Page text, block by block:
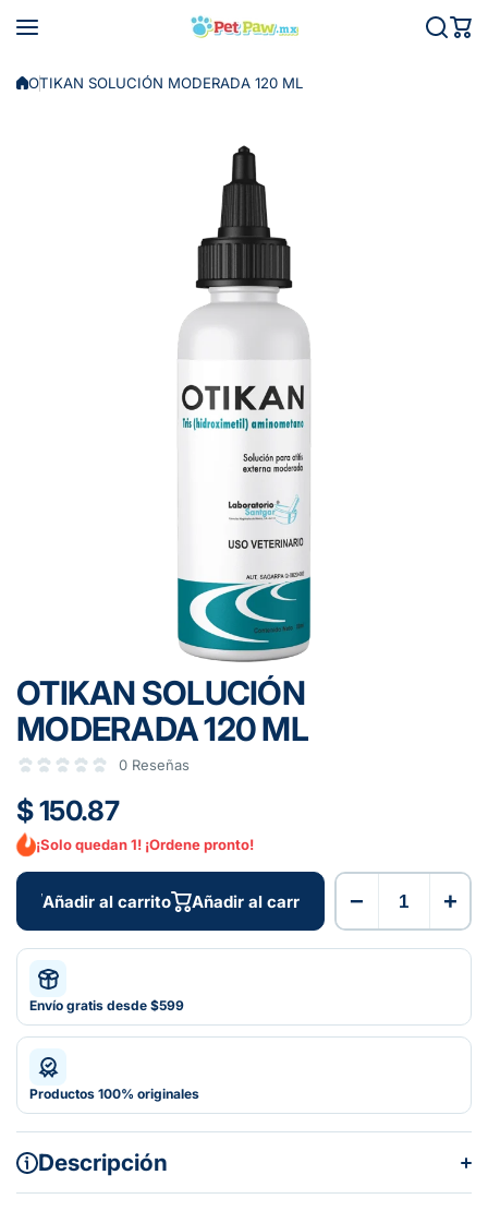
OTIKAN SOLUCIÓN MODERADA 120 ML
OTIKAN SOLUCIÓN
MODERADA 120 ML
0 Reseñas
$ 150.87
¡Solo quedan 1! ¡Ordene pronto!
Añadir al carrito Añadir al carrito − +
Envío gratis desde $599
Productos 100% originales
Descripción